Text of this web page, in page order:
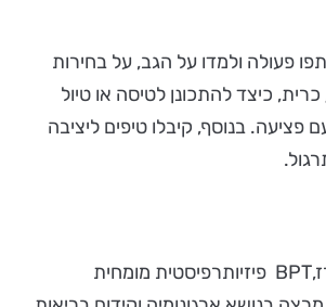
פעולה ולמדו על הגב, על בחירות
כיצד להתכונן לטיסה או טיול
פציעה. בנוסף, קיבלו טיפים ליציבה
המרצה - לילך ארז,BPT פיזיותרפיסטית מומחית